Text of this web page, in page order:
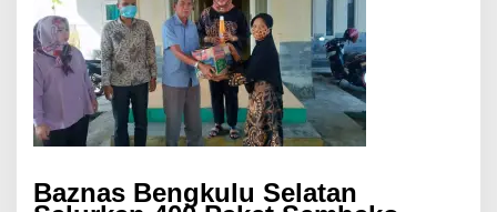
Baznas Bengkulu Selatan